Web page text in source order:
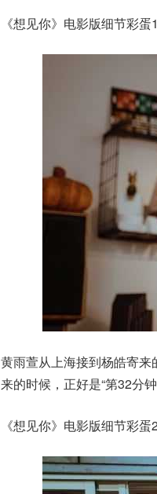
《想见你》电影版细节彩
黄雨萱从上海接到杨皓寄
来的时候，正好是“第32分
《想见你》电影版细节彩